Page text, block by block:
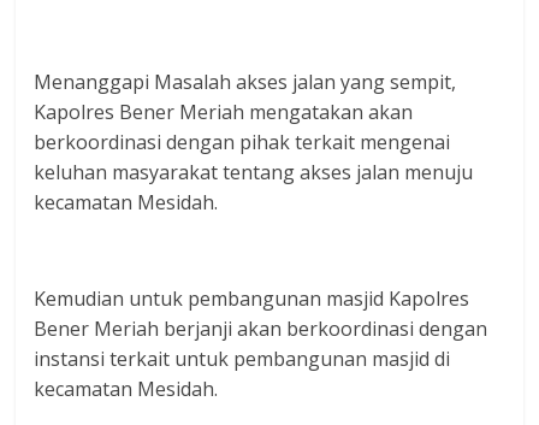
Menanggapi Masalah akses jalan yang sempit,
Kapolres Bener Meriah mengatakan akan
berkoordinasi dengan pihak terkait mengenai
keluhan masyarakat tentang akses jalan menuju
kecamatan Mesidah.
Kemudian untuk pembangunan masjid Kapolres
Bener Meriah berjanji akan berkoordinasi dengan
instansi terkait untuk pembangunan masjid di
kecamatan Mesidah.